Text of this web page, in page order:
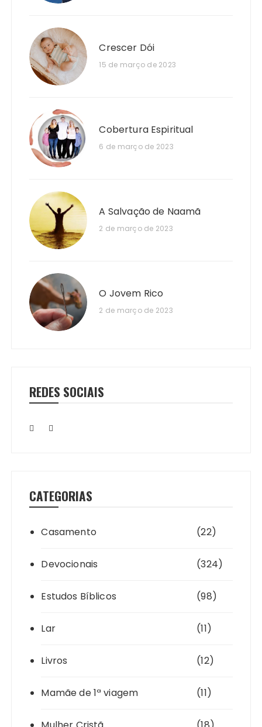
Crescer Dói
15 de março de 2023
Cobertura Espiritual
6 de março de 2023
A Salvação de Naamã
2 de março de 2023
O Jovem Rico
2 de março de 2023
REDES SOCIAIS
CATEGORIAS
Casamento (22)
Devocionais (324)
Estudos Bíblicos (98)
Lar (11)
Livros (12)
Mamãe de 1ª viagem (11)